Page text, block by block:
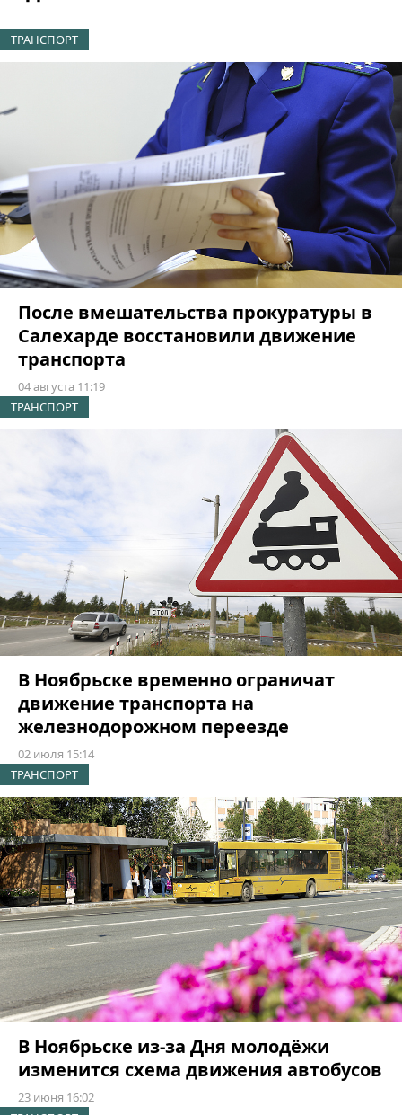
ТРАНСПОРТ
После вмешательства прокуратуры в
Салехарде восстановили движение
транспорта
04 августа 11:19
ТРАНСПОРТ
В Ноябрьске временно ограничат
движение транспорта на
железнодорожном переезде
02 июля 15:14
ТРАНСПОРТ
В Ноябрьске из-за Дня молодёжи
изменится схема движения автобусов
23 июня 16:02